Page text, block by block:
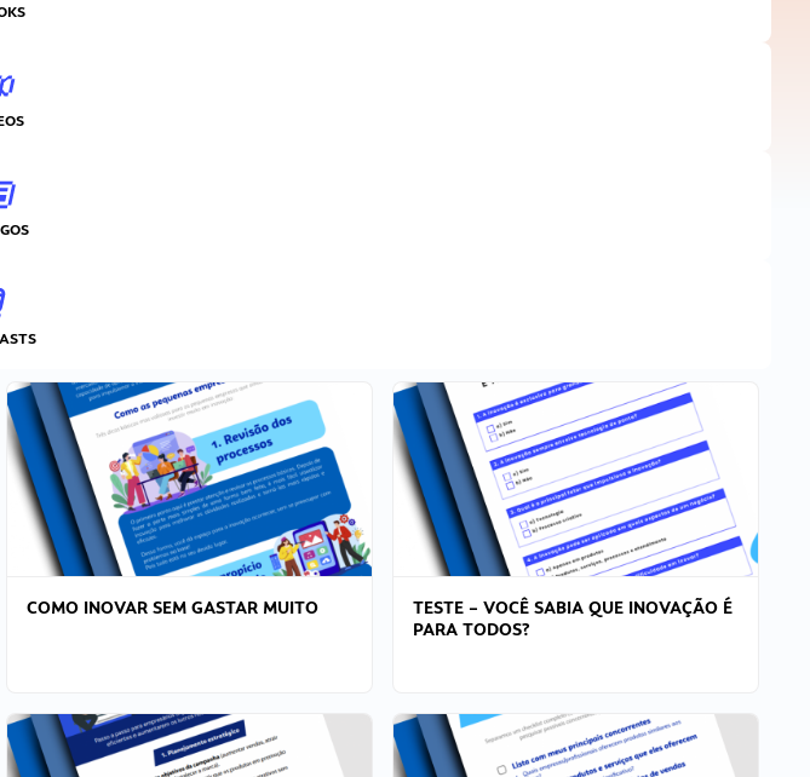
COMO INOVAR SEM GASTAR MUITO
TESTE – VOCÊ SABIA QUE INOVAÇÃO É
PARA TODOS?